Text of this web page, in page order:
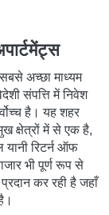
अच्छा माध्यम
संपत्ति में निवेश
है। यह शहर
क्षेत्रों में से एक है,
रिटर्न ऑफ
भी पूर्ण रूप से
कर रही है जहाँ